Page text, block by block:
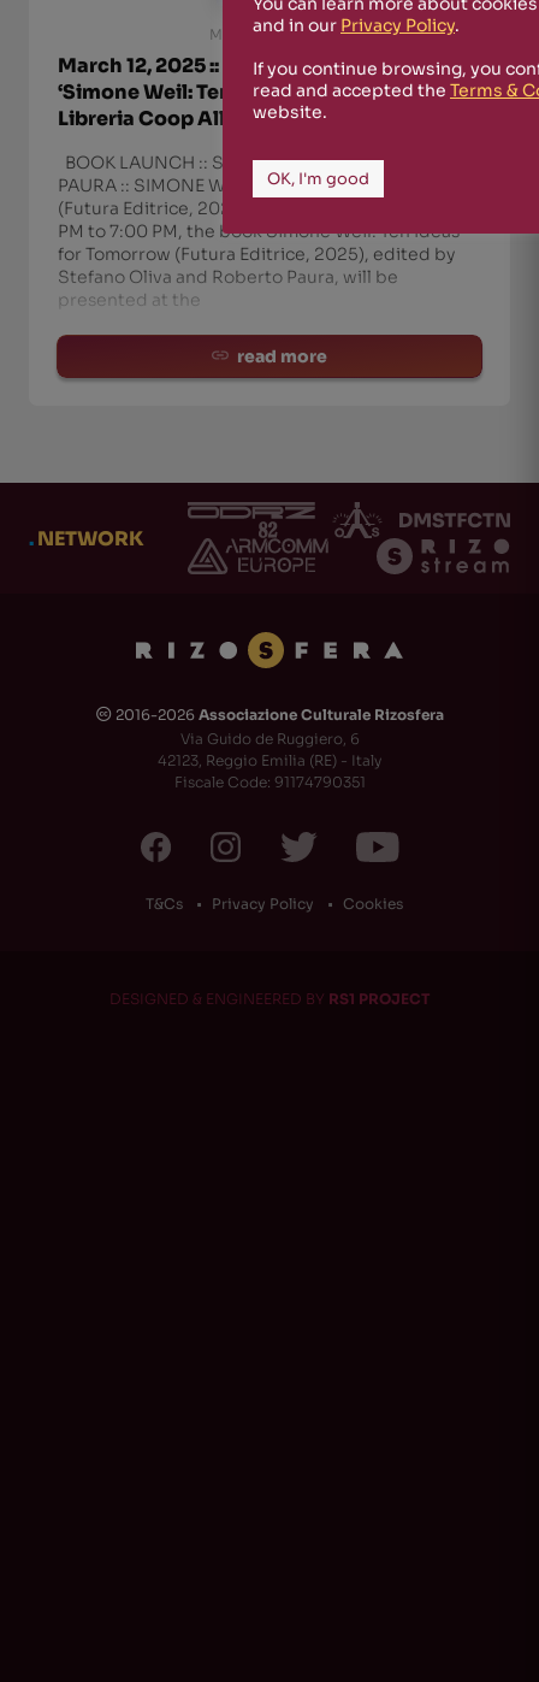
March 11th, 2025
March 12, 2025 :: Book Presentation of
‘Simone Weil: Ten Ideas for Tomorrow’ at
Libreria Coop All’Arco in Reggio Emilia
BOOK LAUNCH :: STEFANO OLIVA – ROBERTO
PAURA :: SIMONE WEIL. DIECI IDEE PER DOMANI
(Futura Editrice, 2025) On March 12th, from 6:00
PM to 7:00 PM, the book Simone Weil. Ten Ideas
for Tomorrow (Futura Editrice, 2025), edited by
Stefano Oliva and Roberto Paura, will be
presented at the
read more
.NETWORK
🅭 2016-2026 Associazione Culturale Rizosfera
Via Guido de Ruggiero, 6
42123, Reggio Emilia (RE) - Italy
Fiscale Code: 91174790351
T&Cs Privacy Policy Cookies
DESIGNED & ENGINEERED BY RS1 PROJECT
and in our Privacy Policy.
If you continue browsing, you
read and accepted the Terms &
website.
OK, I'm good